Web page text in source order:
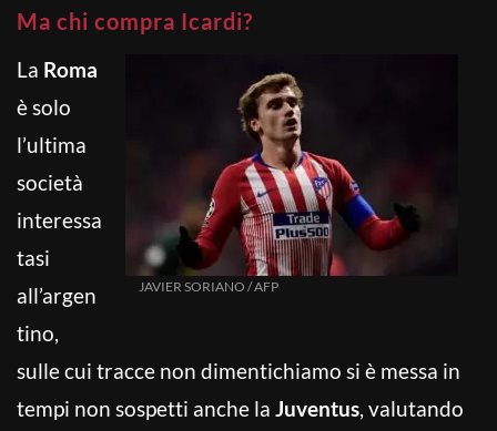
Ma chi compra Icardi?
JAVIER SORIANO / AFP
La Roma
è solo
l’ultima
società
interessa
tasi
all’argen
tino,
sulle cui tracce non dimentichiamo si è messa in
tempi non sospetti anche la Juventus, valutando